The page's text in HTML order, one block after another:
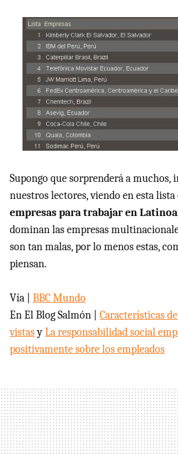
Supongo que sorprenderá a muchos,
nuestros lectores, viendo en esta lista
empresas para trabajar en
dominan las empresas
son tan malas, por lo menos estas,
piensan.
Vía | BBCMundo
En El Blog Salmón | Características
vistasyLa responsabilidad social
positivamente sobre los empleados